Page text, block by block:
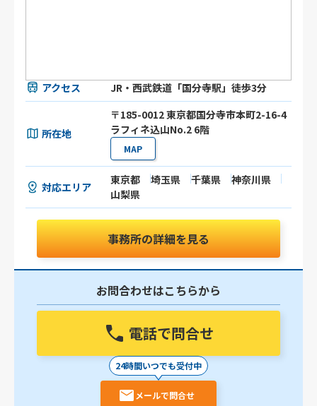
アクセス JR・西武鉄道「国分寺駅」徒歩3分
所在地
〒185-0012 東京都国分寺市本町2-16-4
ラフィネ込山No.2 6階
MAP
対応エリア
東京都 埼玉県 千葉県
神奈川県
山梨県
事務所の詳細を見る
お問合わせはこちらから
電話で問合せ
24時間いつでも受付中
メールで問合せ